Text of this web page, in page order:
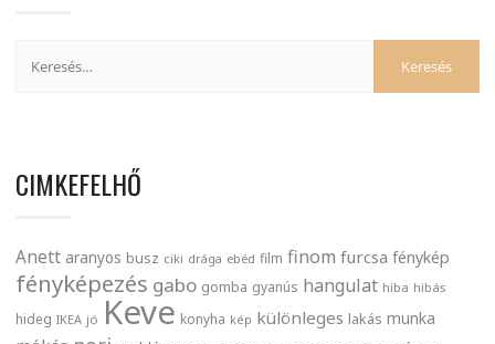
CIMKEFELHŐ
Anett aranyos busz ciki drága ebéd film finom furcsa fénykép
fényképezés gabo gomba gyanús hangulat hiba hibás
hideg IKEA jó Keve konyha kép különleges lakás munka